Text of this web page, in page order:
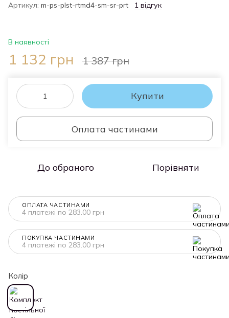
Артикул: m-ps-plst-rtmd4-sm-sr-prt 1 відгук
В наявності
1 132 грн 1 387 грн
Купити
Оплата частинами
До обраного Порівняти
ОПЛАТА ЧАСТИНАМИ
4 платежі по 283.00 грн
ПОКУПКА ЧАСТИНАМИ
4 платежі по 283.00 грн
Колір